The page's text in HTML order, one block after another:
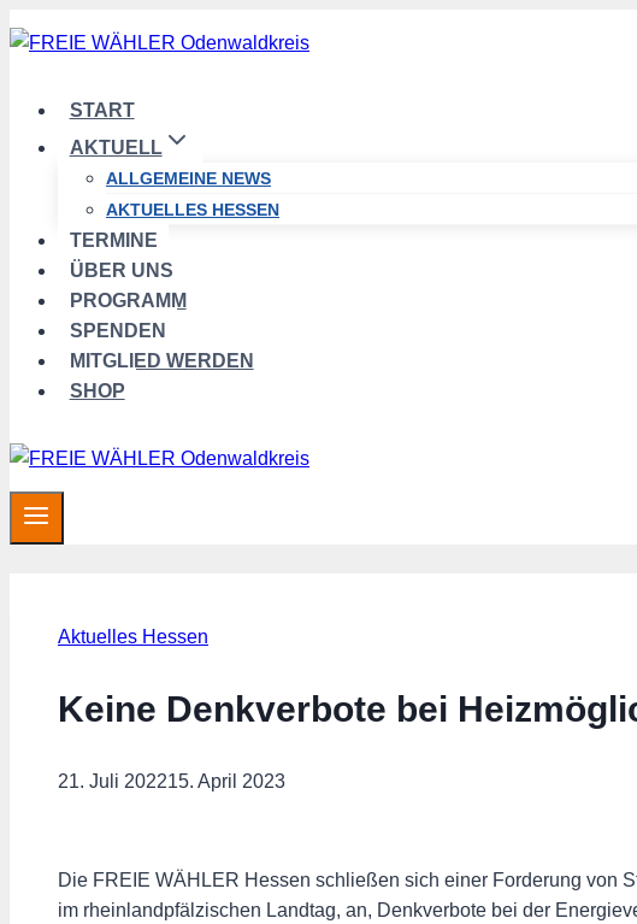
Zum
Inhalt
START
AKTUELL
ALLGEMEINE NEWS
AKTUELLES HESSEN
TERMINE
ÜBER UNS
PROGRAMM
SPENDEN
MITGLIED WERDEN
SHOP
Aktuelles Hessen
Keine Denkverbote bei
21. Juli 202215. April 2023
Die FREIE WÄHLER Hessen schließen sich einer Forderung von
im rheinlandpfälzischen Landtag, an, Denkverbote bei der